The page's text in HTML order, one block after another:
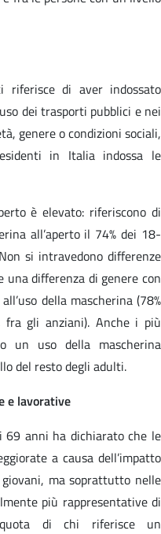
di aver indossato
dei trasporti pubblici e nei
genere o condizioni sociali,
in Italia indossa le
è elevato: riferiscono di
all’aperto il 74% dei 18-
si intravedono differenze
una differenza di genere con
della mascherina (78%
gli anziani). Anche i più
un uso della mascherina
del resto degli adulti.
e lavorative
69 anni ha dichiarato che le
a causa dell’impatto
ma soprattutto nelle
più rappresentative di
di chi riferisce un